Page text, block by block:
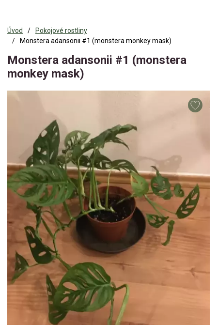
Úvod
Pokojové rostliny
Monstera adansonii #1 (monstera monkey mask)
Monstera adansonii #1 (monstera
monkey mask)